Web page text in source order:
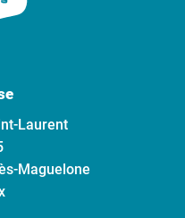
Laurent
Maguelone